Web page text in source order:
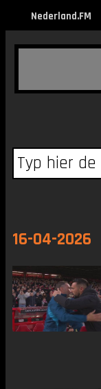
Nederland.FM
16-04-2026